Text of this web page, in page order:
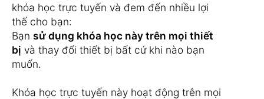
khóa học trực tuyến và đem đến nhiều lợi
thế cho bạn:
Bạn sử dụng khóa học này trên mọi thiết
bị và thay đổi thiết bị bất cứ khi nào bạn
muốn.
Khóa học trực tuyến này hoạt động trên mọi